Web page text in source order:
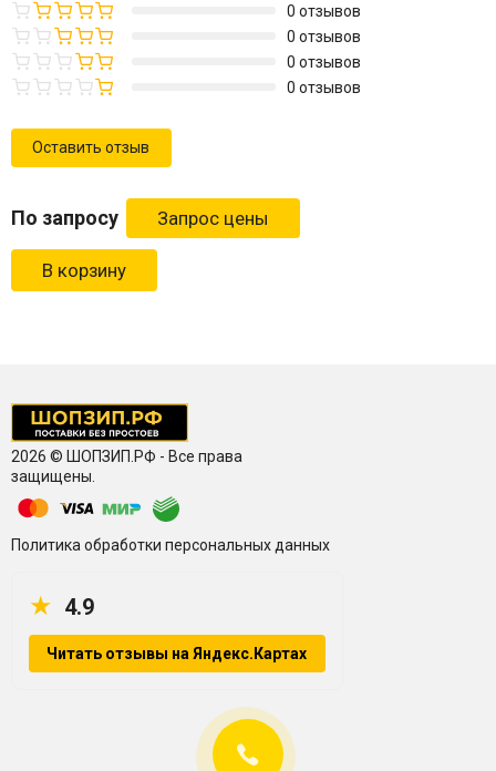
0 отзывов
0 отзывов
0 отзывов
0 отзывов
Оставить отзыв
По запросу
В корзину
2026 © ШОПЗИП.РФ - Все права
защищены.
Политика обработки персональных данных
★ 4.9
Читать отзывы на Яндекс.Картах